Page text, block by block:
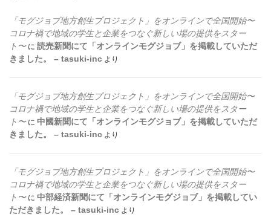
「モグジョブ地方創生プロジェクト」をオンラインで全国開始〜
コロナ禍で地域の学生と企業をつなぐ新しい場の提供をスター
ト〜に 読売新聞にて「オンラインモグジョブ」を掲載していただ
きました。 – tasuki-inc より
「モグジョブ地方創生プロジェクト」をオンラインで全国開始〜
コロナ禍で地域の学生と企業をつなぐ新しい場の提供をスター
ト〜に 中國新聞にて「オンラインモグジョブ」を掲載していただ
きました。 – tasuki-inc より
「モグジョブ地方創生プロジェクト」をオンラインで全国開始〜
コロナ禍で地域の学生と企業をつなぐ新しい場の提供をスター
ト〜に 中部経済新聞にて「オンラインモグジョブ」を掲載してい
ただきました。 – tasuki-inc より